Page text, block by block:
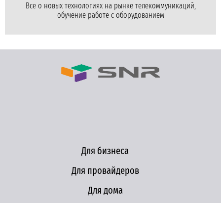
Все о новых технологиях на рынке телекоммуникаций,
обучение работе с оборудованием
Для бизнеса
Для провайдеров
Для дома